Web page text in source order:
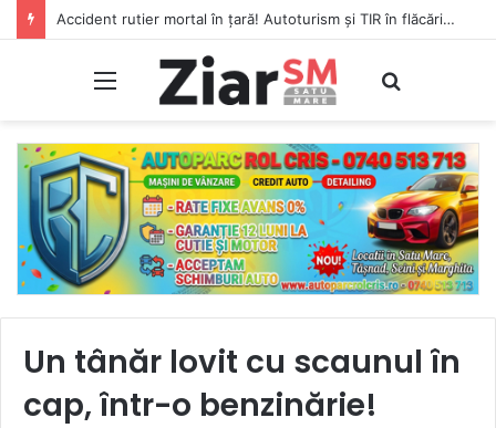
Accident rutier mortal în țară! Autoturism și TIR în flăcări, șofer carbonizat!
Meniu
Un tânăr lovit cu scaunul în
cap, într-o benzinărie!